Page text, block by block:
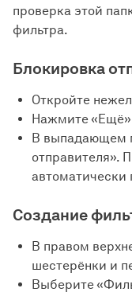
проверка этой
фильтра.
Блокировка
Откройте
Нажмите
В выпадающем
отправителя».
автоматически
Создание
В правом
шестерёнки и
Выберите